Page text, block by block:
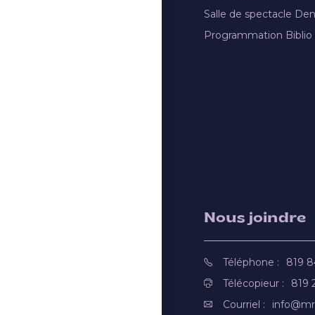
Salle de spectacle
Programmation Biblio
Nous joindre
Téléphone :
819
Télécopieur :
819
Courriel :